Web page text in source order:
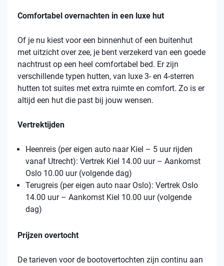
Comfortabel overnachten in een luxe hut
Of je nu kiest voor een binnenhut of een buitenhut
met uitzicht over zee, je bent verzekerd van een goede
nachtrust op een heel comfortabel bed. Er zijn
verschillende typen hutten, van luxe 3- en 4-sterren
hutten tot suites met extra ruimte en comfort. Zo is er
altijd een hut die past bij jouw wensen.
Vertrektijden
Heenreis (per eigen auto naar Kiel – 5 uur rijden
vanaf Utrecht): Vertrek Kiel 14.00 uur – Aankomst
Oslo 10.00 uur (volgende dag)
Terugreis (per eigen auto naar Oslo): Vertrek Oslo
14.00 uur – Aankomst Kiel 10.00 uur (volgende
dag)
Prijzen overtocht
De tarieven voor de bootovertochten zijn continu aan